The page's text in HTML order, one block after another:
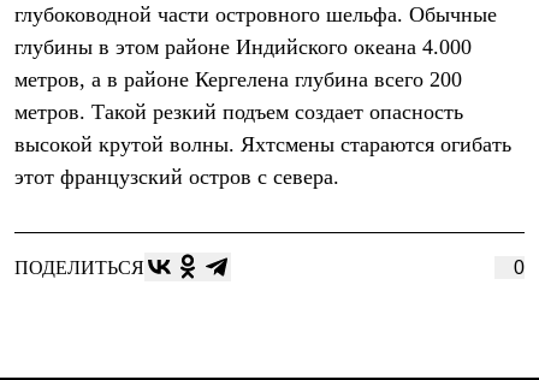
Среднее термобелье
Легкое термобелье
Лёгкая одежда
Футболки
Рубашки
Толстовки
Брюки
Женская одежда
Куртки
Брюки
Жилеты
глубоководной части островного шельфа. Обычные
глубины в этом районе Индийского океана 4.000
метров, а в районе Кергелена глубина всего 200
метров. Такой резкий подъем создает опасность
высокой крутой волны. Яхтсмены стараются огибать
этот французский остров с севера.
ПОДЕЛИТЬСЯ 0